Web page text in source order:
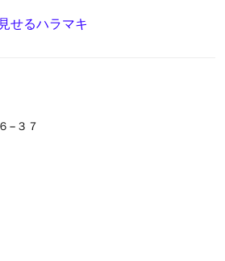
せるハラマキ
−３７